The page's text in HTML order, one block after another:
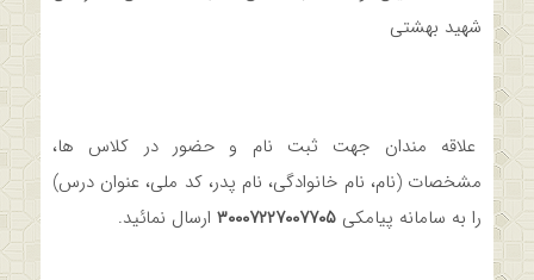
شهید بهشتی
علاقه مندان جهت ثبت نام و حضور در کلاس ها،
مشخصات (نام، نام خانوادگی، نام پدر، کد ملی، عنوان درس)
را به سامانه پیامکی ۳۰۰۰۷۲۲۷۰۰۷۷۰۵ ارسال نمائید.